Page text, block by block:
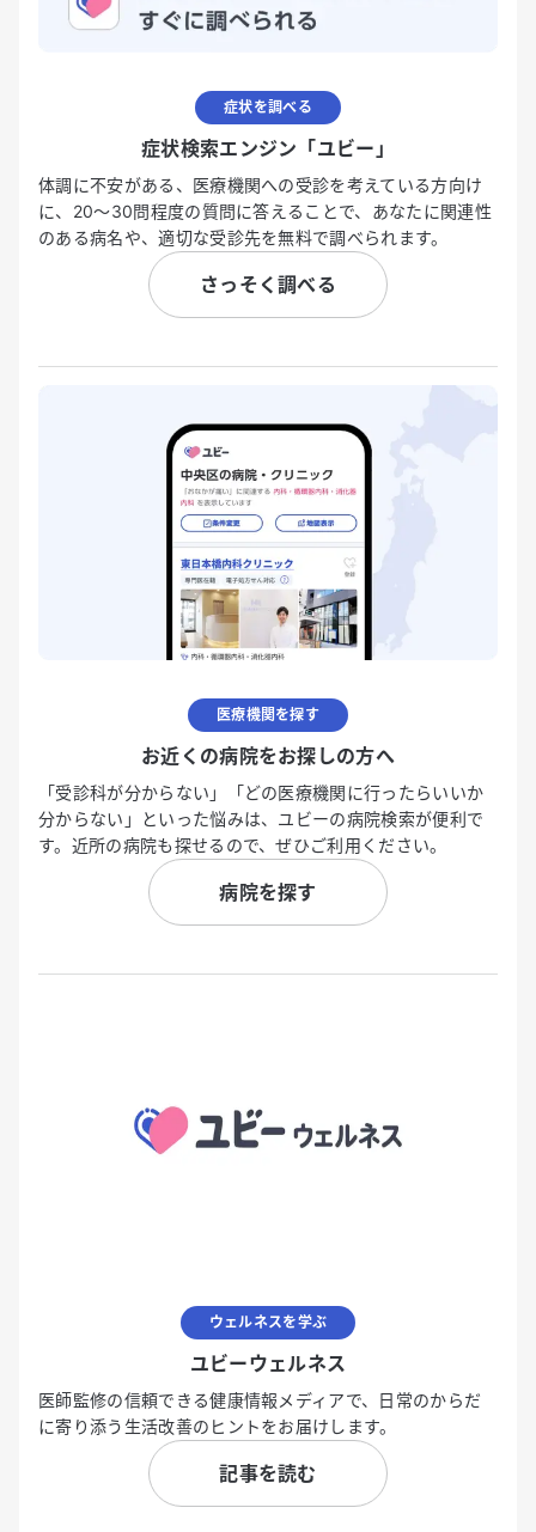
症状を調べる
症状検索エンジン「ユビー」
体調に不安がある、医療機関への受診を考えている方向け
に、20〜30問程度の質問に答えることで、あなたに関連性
のある病名や、適切な受診先を無料で調べられます。
さっそく調べる
医療機関を探す
お近くの病院をお探しの方へ
「受診科が分からない」「どの医療機関に行ったらいいか
分からない」といった悩みは、ユビーの病院検索が便利で
す。近所の病院も探せるので、ぜひご利用ください。
病院を探す
ウェルネスを学ぶ
ユビーウェルネス
医師監修の信頼できる健康情報メディアで、日常のからだ
に寄り添う生活改善のヒントをお届けします。
記事を読む